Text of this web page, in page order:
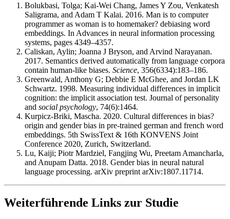
Bolukbasi, Tolga; Kai-Wei Chang, James Y Zou, Venkatesh
Saligrama, and Adam T Kalai. 2016. Man is to computer
programmer as woman is to homemaker? debiasing word
embeddings. In Advances in neural information processing
systems, pages 4349–4357.
Caliskan, Aylin; Joanna J Bryson, and Arvind Narayanan.
2017. Semantics derived automatically from language corpora
contain human-like biases. Science, 356(6334):183–186.
Greenwald, Anthony G; Debbie E McGhee, and Jordan LK
Schwartz. 1998. Measuring individual differences in implicit
cognition: the implicit association test. Journal of personality
and social psychology, 74(6):1464.
Kurpicz-Briki, Mascha. 2020. Cultural differences in bias?
origin and gender bias in pre-trained german and french word
embeddings. 5th SwissText & 16th KONVENS Joint
Conference 2020, Zurich, Switzerland.
Lu, Kaiji; Piotr Mardziel, Fangjing Wu, Preetam Amancharla,
and Anupam Datta. 2018. Gender bias in neural natural
language processing. arXiv preprint arXiv:1807.11714.
Weiterführende Links zur Studie